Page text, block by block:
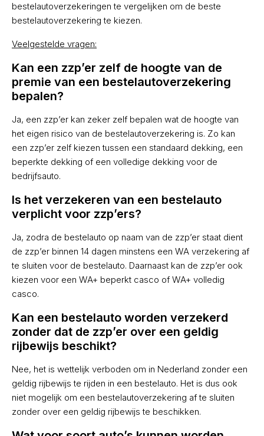
bestelautoverzekeringen te vergelijken om de beste
bestelautoverzekering te kiezen.
Veelgestelde vragen:
Kan een zzp’er zelf de hoogte van de
premie van een bestelautoverzekering
bepalen?
Ja, een zzp’er kan zeker zelf bepalen wat de hoogte van
het eigen risico van de bestelautoverzekering is. Zo kan
een zzp’er zelf kiezen tussen een standaard dekking, een
beperkte dekking of een volledige dekking voor de
bedrijfsauto.
Is het verzekeren van een bestelauto
verplicht voor zzp’ers?
Ja, zodra de bestelauto op naam van de zzp’er staat dient
de zzp’er binnen 14 dagen minstens een WA verzekering af
te sluiten voor de bestelauto. Daarnaast kan de zzp’er ook
kiezen voor een WA+ beperkt casco of WA+ volledig
casco.
Kan een bestelauto worden verzekerd
zonder dat de zzp’er over een geldig
rijbewijs beschikt?
Nee, het is wettelijk verboden om in Nederland zonder een
geldig rijbewijs te rijden in een bestelauto. Het is dus ook
niet mogelijk om een bestelautoverzekering af te sluiten
zonder over een geldig rijbewijs te beschikken.